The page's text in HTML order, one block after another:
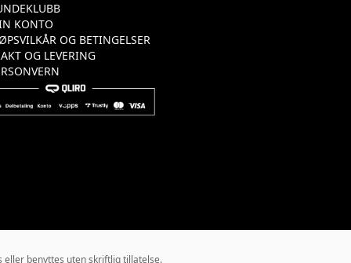
KONTO
OG BETINGELSER
OG LEVERING
eller benyttes uten skriftlig tillatelse.